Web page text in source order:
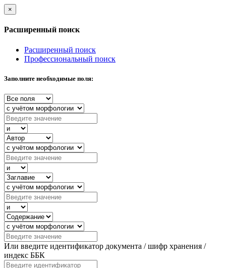
×
Расширенный поиск
Расширенный поиск
Профессиональный поиск
Заполните необходимые поля:
Или введите идентификатор документа / шифр хранения /
индекс ББК